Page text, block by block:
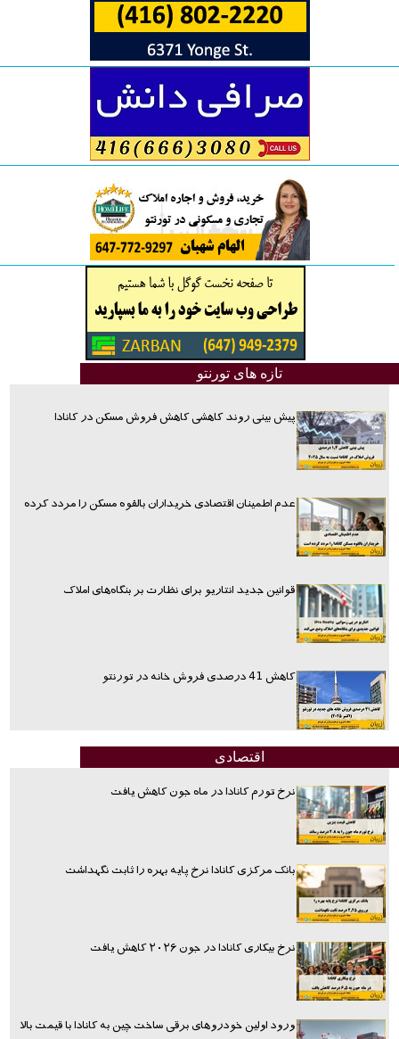
تازه های تورنتو
پیش بینی روند کاهشی کاهش فروش مسکن در کانادا
عدم اطمینان اقتصادی خریداران بالقوه مسکن را مردد کرده
قوانین جدید انتاریو برای نظارت بر بنگاه‌های املاک
کاهش 41 درصدی فروش خانه در تورنتو
اقتصادی
نرخ تورم کانادا در ماه جون کاهش یافت
بانک مرکزی کانادا نرخ پایه بهره را ثابت نگهداشت
نرخ بیکاری کانادا در جون ۲۰۲۶ کاهش یافت
ورود اولین خودروهای برقی ساخت چین به کانادا با قیمت بالا